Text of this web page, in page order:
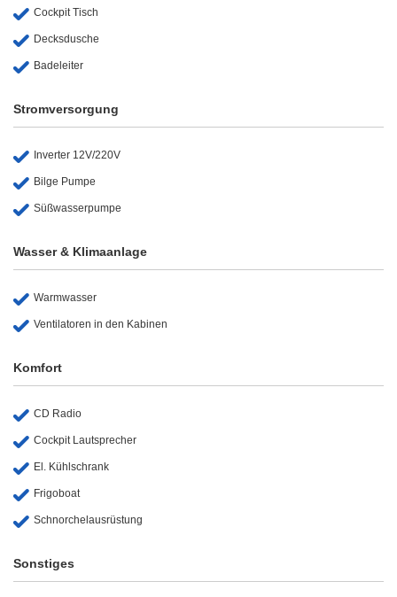
Cockpit Tisch
Decksdusche
Badeleiter
Stromversorgung
Inverter 12V/220V
Bilge Pumpe
Süßwasserpumpe
Wasser & Klimaanlage
Warmwasser
Ventilatoren in den Kabinen
Komfort
CD Radio
Cockpit Lautsprecher
El. Kühlschrank
Frigoboat
Schnorchelausrüstung
Sonstiges